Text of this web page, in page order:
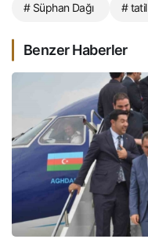
# Süphan Dağı # tatil
Benzer Haberler